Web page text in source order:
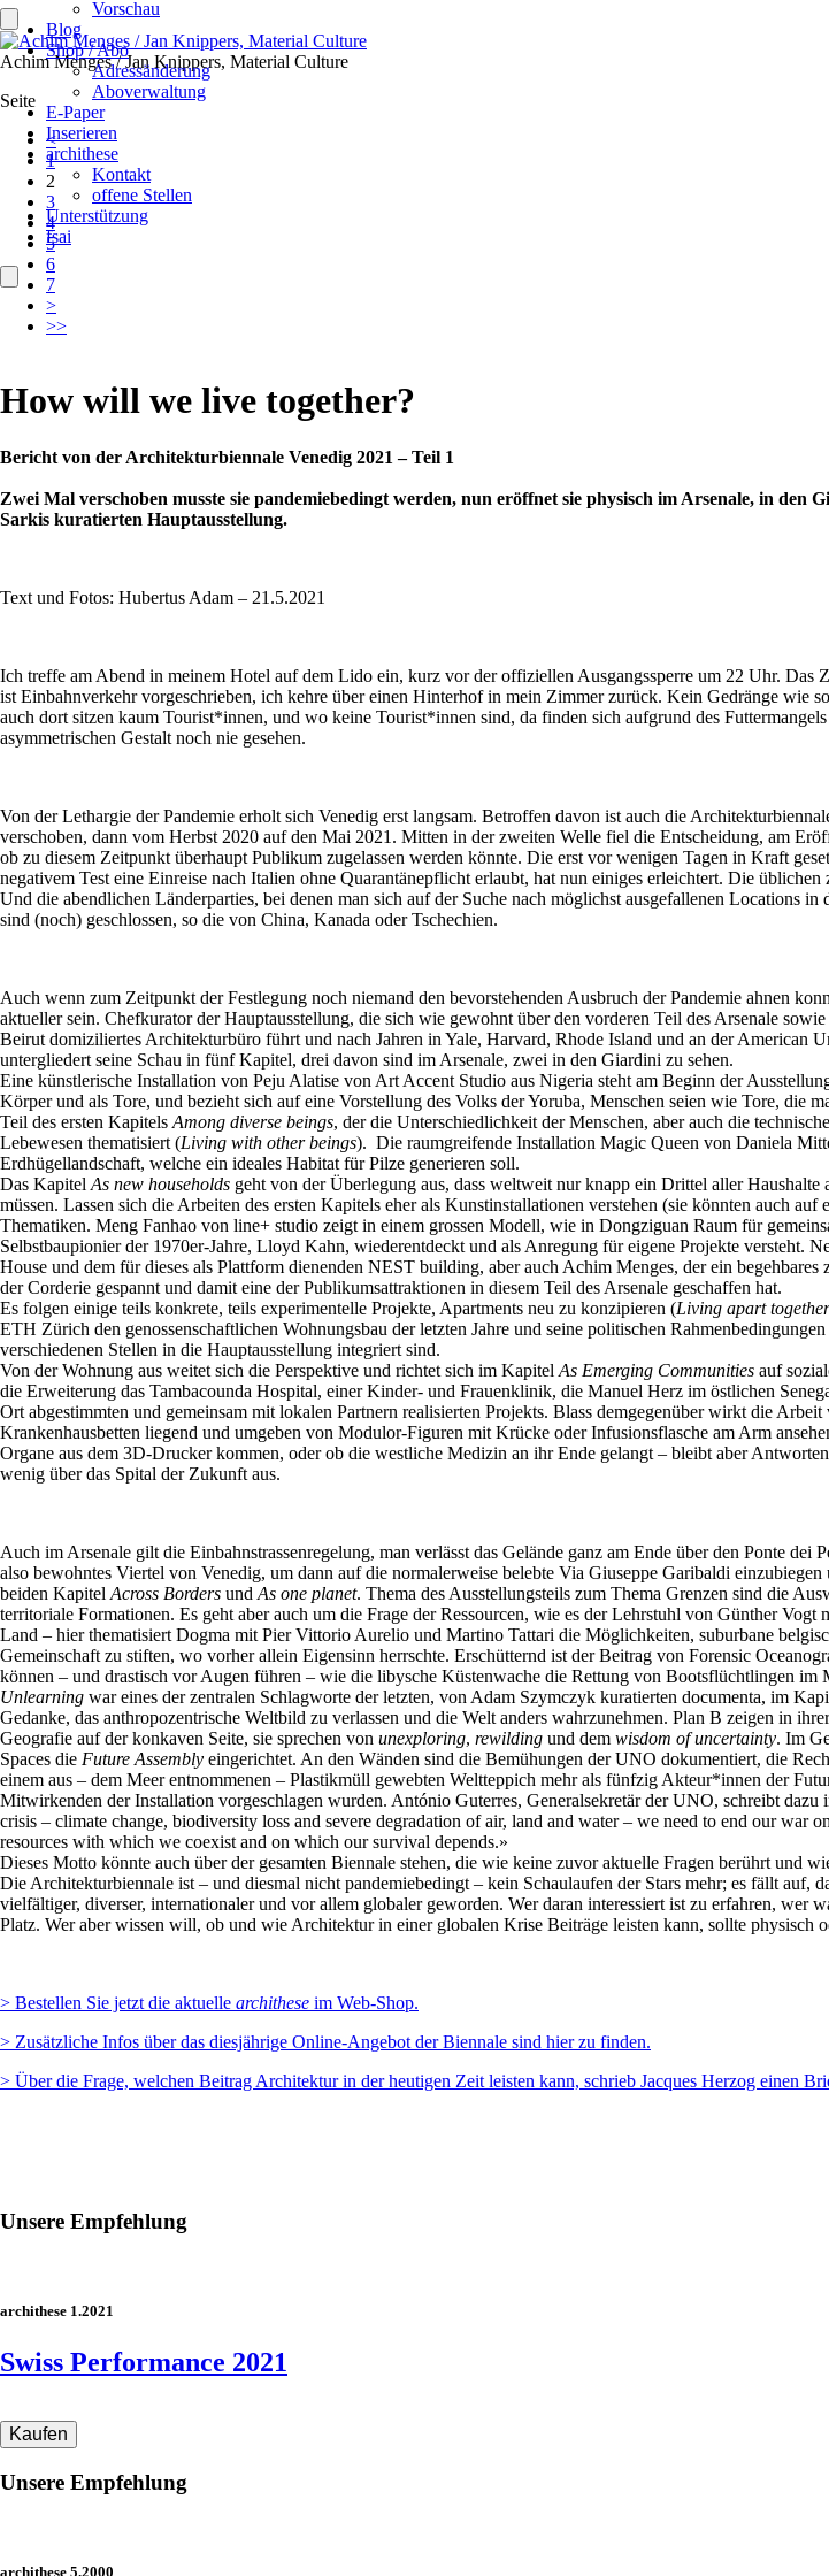
Achim Menges / Jan Knippers, Material Culture
Seite
<
1
2
3
4
5
6
7
>
>>
How will we live together?
Bericht von der Architekturbiennale Venedig 2021 – Teil 1
Zwei Mal verschoben musste sie pandemiebedingt werden, nun eröffnet sie physisch im Arsenale, in
Sarkis kuratierten Hauptausstellung.
Text und Fotos: Hubertus Adam – 21.5.2021
Ich treffe am Abend in meinem Hotel auf dem Lido ein, kurz vor der offiziellen Ausgangssperre um 22 Uhr. Das
ist Einbahnverkehr vorgeschrieben, ich kehre über einen Hinterhof in mein Zimmer zurück. Kein Gedränge wie
auch dort sitzen kaum Tourist*innen, und wo keine Tourist*innen sind, da finden sich aufgrund des
asymmetrischen Gestalt noch nie gesehen.
Von der Lethargie der Pandemie erholt sich Venedig erst langsam. Betroffen davon ist auch die
verschoben, dann vom Herbst 2020 auf den Mai 2021. Mitten in der zweiten Welle fiel die Entscheidung, am
ob zu diesem Zeitpunkt überhaupt Publikum zugelassen werden könnte. Die erst vor wenigen Tagen in Kraft
negativem Test eine Einreise nach Italien ohne Quarantänepflicht erlaubt, hat nun einiges erleichtert. Die
Und die abendlichen Länderparties, bei denen man sich auf der Suche nach möglichst ausgefallenen Locations
sind (noch) geschlossen, so die von China, Kanada oder Tschechien.
Auch wenn zum Zeitpunkt der Festlegung noch niemand den bevorstehenden Ausbruch der Pandemie ahnen
aktueller sein. Chefkurator der Hauptausstellung, die sich wie gewohnt über den vorderen Teil des Arsenale
Beirut domiziliertes Architekturbüro führt und nach Jahren in Yale, Harvard, Rhode Island und an der
untergliedert seine Schau in fünf Kapitel, drei davon sind im Arsenale, zwei in den Giardini zu sehen.
Eine künstlerische Installation von Peju Alatise von Art Accent Studio aus Nigeria steht am Beginn der
Körper und als Tore, und bezieht sich auf eine Vorstellung des Volks der Yoruba, Menschen seien wie Tore, die
Teil des ersten Kapitels Among diverse beings, der die Unterschiedlichkeit der Menschen, aber auch die
Lebewesen thematisiert (Living with other beings). Die raumgreifende Installation Magic Queen von Daniela
Erdhügellandschaft, welche ein ideales Habitat für Pilze generieren soll.
Das Kapitel As new households geht von der Überlegung aus, dass weltweit nur knapp ein Drittel aller
müssen. Lassen sich die Arbeiten des ersten Kapitels eher als Kunstinstallationen verstehen (sie könnten auch
Thematiken. Meng Fanhao von line+ studio zeigt in einem grossen Modell, wie in Dongziguan Raum für
Selbstbaupionier der 1970er-Jahre, Lloyd Kahn, wiederentdeckt und als Anregung für eigene Projekte
House und dem für dieses als Plattform dienenden NEST building, aber auch Achim Menges, der ein
der Corderie gespannt und damit eine der Publikumsattraktionen in diesem Teil des Arsenale geschaffen hat.
Es folgen einige teils konkrete, teils experimentelle Projekte, Apartments neu zu konzipieren (Living apart together
ETH Zürich den genossenschaftlichen Wohnungsbau der letzten Jahre und seine politischen
verschiedenen Stellen in die Hauptausstellung integriert sind.
Von der Wohnung aus weitet sich die Perspektive und richtet sich im Kapitel As Emerging Communities auf
die Erweiterung das Tambacounda Hospital, einer Kinder- und Frauenklinik, die Manuel Herz im östlichen
Ort abgestimmten und gemeinsam mit lokalen Partnern realisierten Projekts. Blass demgegenüber wirkt die
Krankenhausbetten liegend und umgeben von Modulor-Figuren mit Krücke oder Infusionsflasche am Arm
Organe aus dem 3D-Drucker kommen, oder ob die westliche Medizin an ihr Ende gelangt – bleibt aber
wenig über das Spital der Zukunft aus.
Auch im Arsenale gilt die Einbahnstrassenregelung, man verlässt das Gelände ganz am Ende über den Ponte
also bewohntes Viertel von Venedig, um dann auf die normalerweise belebte Via Giuseppe Garibaldi
beiden Kapitel Across Borders und As one planet. Thema des Ausstellungsteils zum Thema Grenzen sind die
territoriale Formationen. Es geht aber auch um die Frage der Ressourcen, wie es der Lehrstuhl von Günther
Land – hier thematisiert Dogma mit Pier Vittorio Aurelio und Martino Tattari die Möglichkeiten, suburbane
Gemeinschaft zu stiften, wo vorher allein Eigensinn herrschte. Erschütternd ist der Beitrag von Forensic
können – und drastisch vor Augen führen – wie die libysche Küstenwache die Rettung von Bootsflüchtlingen im
Unlearning war eines der zentralen Schlagworte der letzten, von Adam Szymczyk kuratierten documenta, im
Gedanke, das anthropozentrische Weltbild zu verlassen und die Welt anders wahrzunehmen. Plan B zeigen in
Geografie auf der konkaven Seite, sie sprechen von unexploring, rewilding und dem wisdom of uncertainty. Im
Spaces die Future Assembly eingerichtet. An den Wänden sind die Bemühungen der UNO dokumentiert, die
einem aus – dem Meer entnommenen – Plastikmüll gewebten Weltteppich mehr als fünfzig Akteur*innen der
Mitwirkenden der Installation vorgeschlagen wurden. António Guterres, Generalsekretär der UNO, schreibt
crisis – climate change, biodiversity loss and severe degradation of air, land and water – we need to end our war
resources with which we coexist and on which our survival depends.»
Dieses Motto könnte auch über der gesamten Biennale stehen, die wie keine zuvor aktuelle Fragen berührt und
Die Architekturbiennale ist – und diesmal nicht pandemiebedingt – kein Schaulaufen der Stars mehr; es fällt
vielfältiger, diverser, internationaler und vor allem globaler geworden. Wer daran interessiert ist zu erfahren,
Platz. Wer aber wissen will, ob und wie Architektur in einer globalen Krise Beiträge leisten kann, sollte physisch
> Bestellen Sie jetzt die aktuelle archithese im Web-Shop.
> Zusätzliche Infos über das diesjährige Online-Angebot der Biennale sind hier zu finden.
> Über die Frage, welchen Beitrag Architektur in der heutigen Zeit leisten kann, schrieb Jacques Herzog einen
Unsere Empfehlung
archithese 1.2021
Swiss Performance 2021
Unsere Empfehlung
archithese 5.2000
Vorschau
Blog
Shop / Abo
Adressänderung
Aboverwaltung
E-Paper
Inserieren
archithese
Kontakt
offene Stellen
Unterstützung
fsai